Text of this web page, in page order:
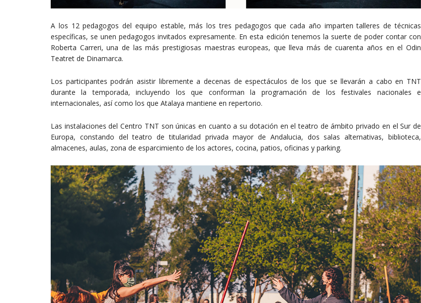
A los 12 pedagogos del equipo estable, más los tres pedagogos que cada año imparten talleres de técnicas
específicas, se unen pedagogos invitados expresamente. En esta edición tenemos la suerte de poder contar con
Roberta Carreri, una de las más prestigiosas maestras europeas, que lleva más de cuarenta años en el Odin
Teatret de Dinamarca.
Los participantes podrán asistir libremente a decenas de espectáculos de los que se llevarán a cabo en TNT
durante la temporada, incluyendo los que conforman la programación de los festivales nacionales e
internacionales, así como los que Atalaya mantiene en repertorio.
Las instalaciones del Centro TNT son únicas en cuanto a su dotación en el teatro de ámbito privado en el Sur de
Europa, constando del teatro de titularidad privada mayor de Andalucia, dos salas alternativas, biblioteca,
almacenes, aulas, zona de esparcimiento de los actores, cocina, patios, oficinas y parking.